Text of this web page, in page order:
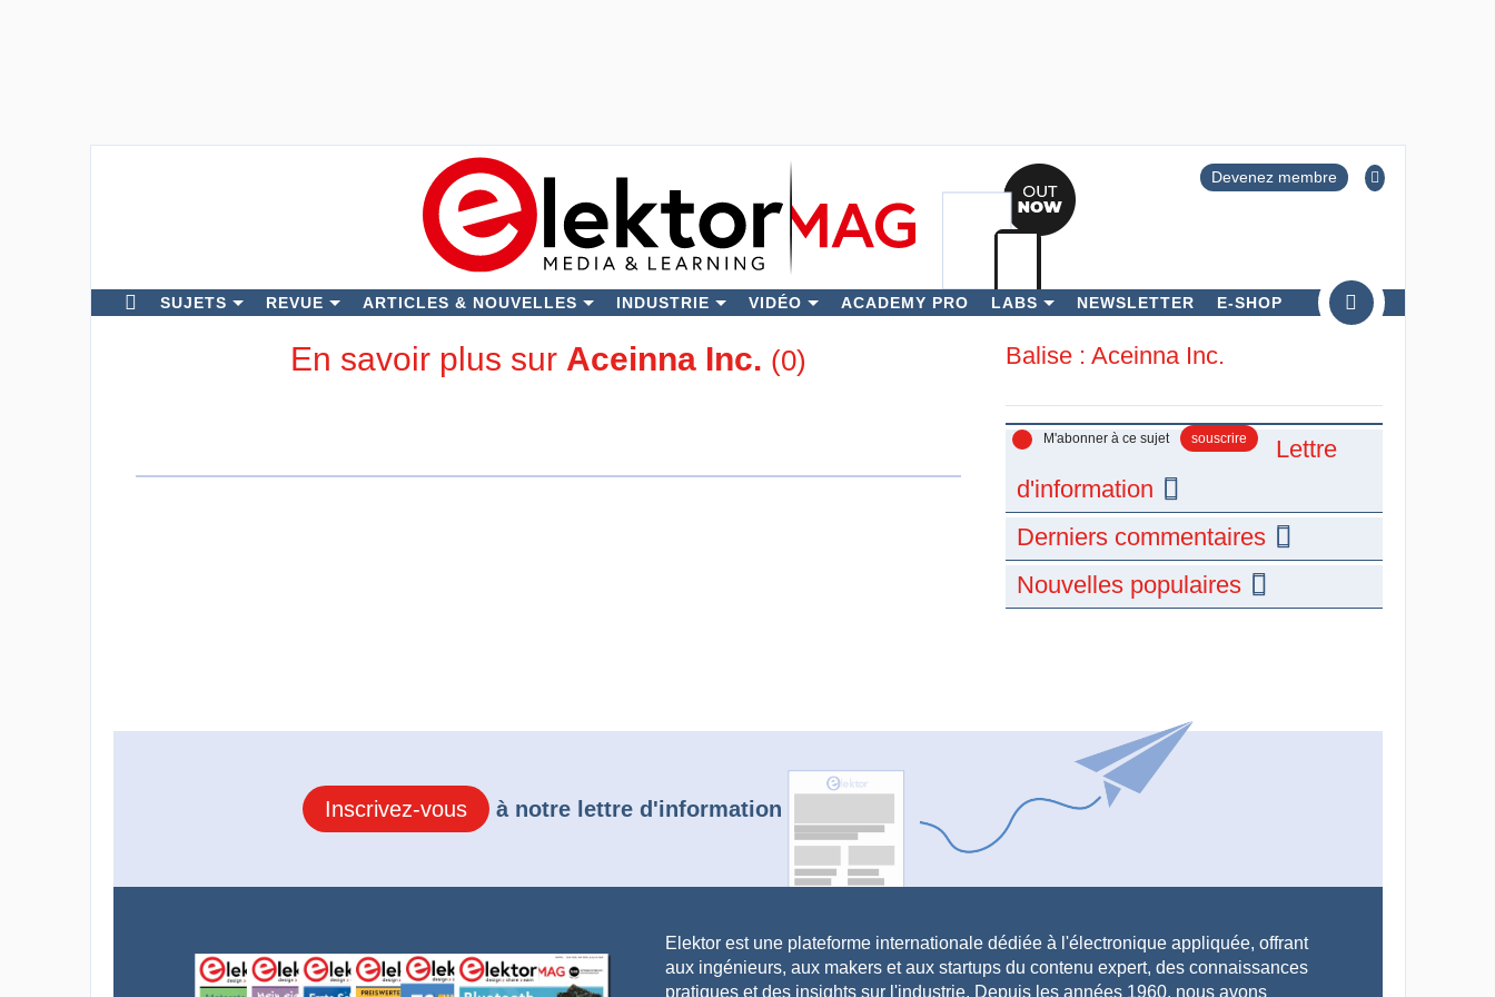
Devenez membre
SUJETS REVUE ARTICLES & NOUVELLES INDUSTRIE VIDÉO ACADEMY PRO LABS NEWSLETTER E-SHOP
Rechercher
En savoir plus sur Aceinna Inc. (0) Balise : Aceinna Inc.
M'abonner à ce sujet souscrire
Lettre
d'information
Derniers commentaires
Nouvelles populaires
Inscrivez-vous à notre lettre d'information
Elektor est une plateforme internationale dédiée à l'électronique appliquée, offrant
aux ingénieurs, aux makers et aux startups du contenu expert, des connaissances
pratiques et des insights sur l'industrie. Depuis les années 1960, nous avons